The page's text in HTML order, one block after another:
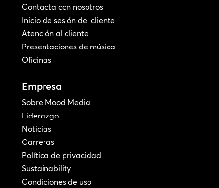
Contacta con nosotros
Inicio de sesión del cliente
Atención al cliente
Presentaciones de música
Oficinas
Empresa
Sobre Mood Media
Liderazgo
Noticias
Carreras
Política de privacidad
Sustainability
Condiciones de uso